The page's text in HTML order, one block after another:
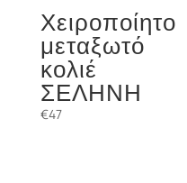
Χειροποίητο
μεταξωτό
κολιέ
ΣΕΛΗΝΗ
€47